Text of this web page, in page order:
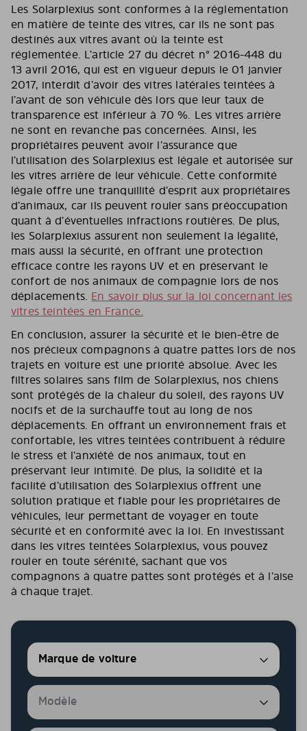
Les Solarplexius sont conformes à la réglementation
en matière de teinte des vitres, car ils ne sont pas
destinés aux vitres avant où la teinte est
réglementée. L’article 27 du décret n° 2016-448 du
13 avril 2016, qui est en vigueur depuis le 01 janvier
2017, interdit d’avoir des vitres latérales teintées à
l’avant de son véhicule dès lors que leur taux de
transparence est inférieur à 70 %. Les vitres arrière
ne sont en revanche pas concernées. Ainsi, les
propriétaires peuvent avoir l’assurance que
l’utilisation des Solarplexius est légale et autorisée sur
les vitres arrière de leur véhicule. Cette conformité
légale offre une tranquillité d’esprit aux propriétaires
d’animaux, car ils peuvent rouler sans préoccupation
quant à d’éventuelles infractions routières. De plus,
les Solarplexius assurent non seulement la légalité,
mais aussi la sécurité, en offrant une protection
efficace contre les rayons UV et en préservant le
confort de nos animaux de compagnie lors de nos
déplacements. En savoir plus sur la loi concernant les
vitres teintées en France.
En conclusion, assurer la sécurité et le bien-être de
nos précieux compagnons à quatre pattes lors de nos
trajets en voiture est une priorité absolue. Avec les
filtres solaires sans film de Solarplexius, nos chiens
sont protégés de la chaleur du soleil, des rayons UV
nocifs et de la surchauffe tout au long de nos
déplacements. En offrant un environnement frais et
confortable, les vitres teintées contribuent à réduire
le stress et l’anxiété de nos animaux, tout en
préservant leur intimité. De plus, la solidité et la
facilité d’utilisation des Solarplexius offrent une
solution pratique et fiable pour les propriétaires de
véhicules, leur permettant de voyager en toute
sécurité et en conformité avec la loi. En investissant
dans les vitres teintées Solarplexius, vous pouvez
rouler en toute sérénité, sachant que vos
compagnons à quatre pattes sont protégés et à l’aise
à chaque trajet.